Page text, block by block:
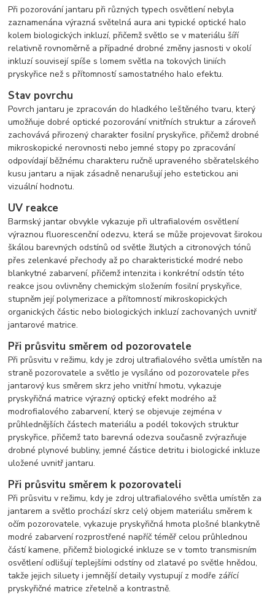
Při pozorování jantaru při různých typech osvětlení nebyla
zaznamenána výrazná světelná aura ani typické optické halo
kolem biologických inkluzí, přičemž světlo se v materiálu šíří
relativně rovnoměrně a případné drobné změny jasnosti v okolí
inkluzí souvisejí spíše s lomem světla na tokových liniích
pryskyřice než s přítomností samostatného halo efektu.
Stav povrchu
Povrch jantaru je zpracován do hladkého leštěného tvaru, který
umožňuje dobré optické pozorování vnitřních struktur a zároveň
zachovává přirozený charakter fosilní pryskyřice, přičemž drobné
mikroskopické nerovnosti nebo jemné stopy po zpracování
odpovídají běžnému charakteru ručně upraveného sběratelského
kusu jantaru a nijak zásadně nenarušují jeho estetickou ani
vizuální hodnotu.
UV reakce
Barmský jantar obvykle vykazuje při ultrafialovém osvětlení
výraznou fluorescenční odezvu, která se může projevovat širokou
škálou barevných odstínů od světle žlutých a citronových tónů
přes zelenkavé přechody až po charakteristické modré nebo
blankytné zabarvení, přičemž intenzita i konkrétní odstín této
reakce jsou ovlivněny chemickým složením fosilní pryskyřice,
stupněm její polymerizace a přítomností mikroskopických
organických částic nebo biologických inkluzí zachovaných uvnitř
jantarové matrice.
Při průsvitu směrem od pozorovatele
Při průsvitu v režimu, kdy je zdroj ultrafialového světla umístěn na
straně pozorovatele a světlo je vysíláno od pozorovatele přes
jantarový kus směrem skrz jeho vnitřní hmotu, vykazuje
pryskyřičná matrice výrazný optický efekt modrého až
modrofialového zabarvení, který se objevuje zejména v
průhlednějších částech materiálu a podél tokových struktur
pryskyřice, přičemž tato barevná odezva současně zvýrazňuje
drobné plynové bubliny, jemné částice detritu i biologické inkluze
uložené uvnitř jantaru.
Při průsvitu směrem k pozorovateli
Při průsvitu v režimu, kdy je zdroj ultrafialového světla umístěn za
jantarem a světlo prochází skrz celý objem materiálu směrem k
očím pozorovatele, vykazuje pryskyřičná hmota plošné blankytně
modré zabarvení rozprostřené napříč téměř celou průhlednou
částí kamene, přičemž biologické inkluze se v tomto transmisním
osvětlení odlišují teplejšími odstíny od zlatavé po světle hnědou,
takže jejich siluety i jemnější detaily vystupují z modře zářící
pryskyřičné matrice zřetelně a kontrastně.